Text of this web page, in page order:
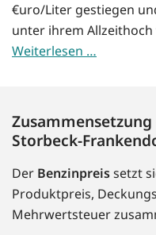
€uro/Liter gestiegen
unter ihrem
Weiterlesen …
Storbeck-
Der Benzinpreissetzt
Produktpreis,
Mehrwertsteuer